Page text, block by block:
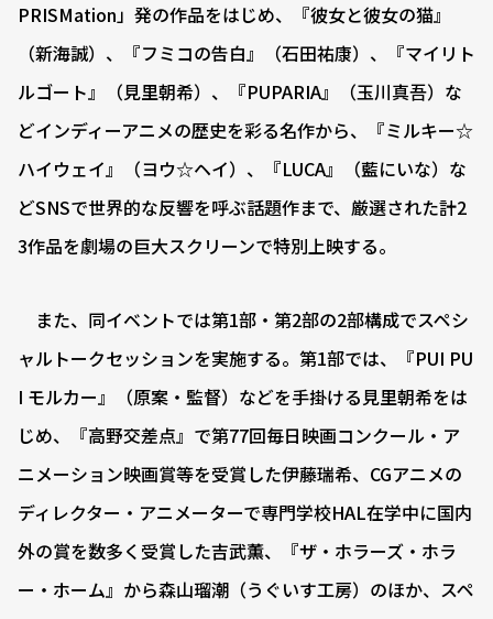
PRISMation」発の作品をはじめ、『彼女と彼女の猫』
（新海誠）、『フミコの告白』（石田祐康）、『マイリト
ルゴート』（見里朝希）、『PUPARIA』（玉川真吾）な
どインディーアニメの歴史を彩る名作から、『ミルキー☆
ハイウェイ』（ヨウ☆ヘイ）、『LUCA』（藍にいな）な
どSNSで世界的な反響を呼ぶ話題作まで、厳選された計2
3作品を劇場の巨大スクリーンで特別上映する。
また、同イベントでは第1部・第2部の2部構成でスペシ
ャルトークセッションを実施する。第1部では、『PUI PU
I モルカー』（原案・監督）などを手掛ける見里朝希をは
じめ、『高野交差点』で第77回毎日映画コンクール・ア
ニメーション映画賞等を受賞した伊藤瑞希、CGアニメの
ディレクター・アニメーターで専門学校HAL在学中に国内
外の賞を数多く受賞した吉武薫、『ザ・ホラーズ・ホラ
ー・ホーム』から森山瑠潮（うぐいす工房）のほか、スペ